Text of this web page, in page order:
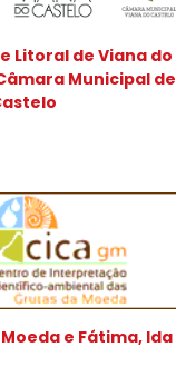
Litoral de Viana do
Municipal de
e Fátima, lda